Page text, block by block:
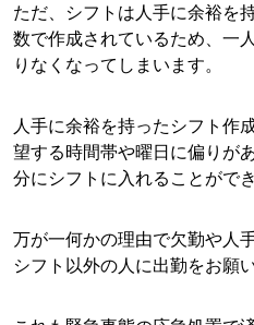
ただ、シフトは人手に余裕を
数で作成されているため、一
りなくなってしまいます。
人手に余裕を持ったシフト作
望する時間帯や曜日に偏りが
分にシフトに入れることがで
万が一何かの理由で欠勤や人
シフト以外の人に出勤をお願